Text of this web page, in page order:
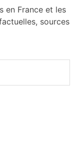
en France et les
sources